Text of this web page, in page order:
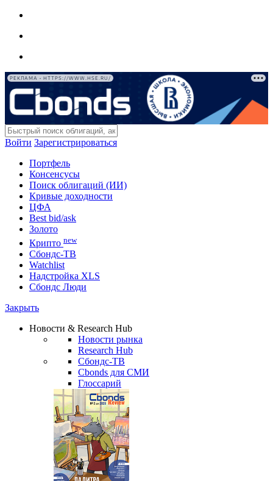
РЕКЛАМА • HTTPS://WWW.HSE.RU/
Войти Зарегистрироваться
Портфель
Консенсусы
Поиск облигаций (ИИ)
Кривые доходности
ЦФА
Best bid/ask
Золото
Крипто new
Сбондс-ТВ
Watchlist
Надстройка XLS
Сбондс Люди
Закрыть
Новости & Research Hub
Новости рынка
Research Hub
Сбондс-ТВ
Cbonds для СМИ
Глоссарий